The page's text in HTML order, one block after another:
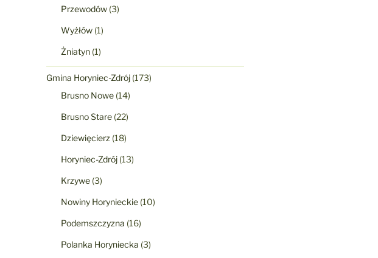
Przewodów(3)
Wyżłów(1)
Żniatyn(1)
Gmina Horyniec-Zdrój(173)
Brusno Nowe(14)
Brusno Stare(22)
Dziewięcierz (18)
Horyniec-Zdrój(13)
Krzywe(3)
Nowiny Horynieckie(10)
Podemszczyzna (16)
Polanka Horyniecka (3)